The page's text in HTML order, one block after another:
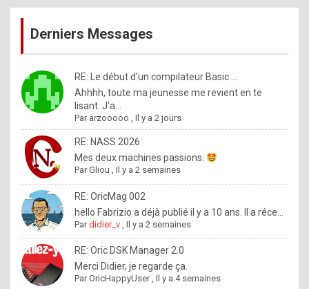
%
m
a
d
b
y
o
l
e
x
publications
Derniers Messages
RE: Le début d'un compilateur Basic ...
Ahhhh, toute ma jeunesse me revient en te
lisant. J'a...
Par arzooooo ,Il y a 2 jours
RE: NASS 2026
Mes deux machines passions.
ParGliou ,Il y a 2 semaines
RE: OricMag 002
hello Fabrizio a déjà publié il y a 10 ans. Il a réce...
Pardidier_v ,Il y a 2 semaines
RE: Oric DSK Manager 2.0
Merci Didier, je regarde ça.
ParOricHappyUser,Il y a 4 semaines